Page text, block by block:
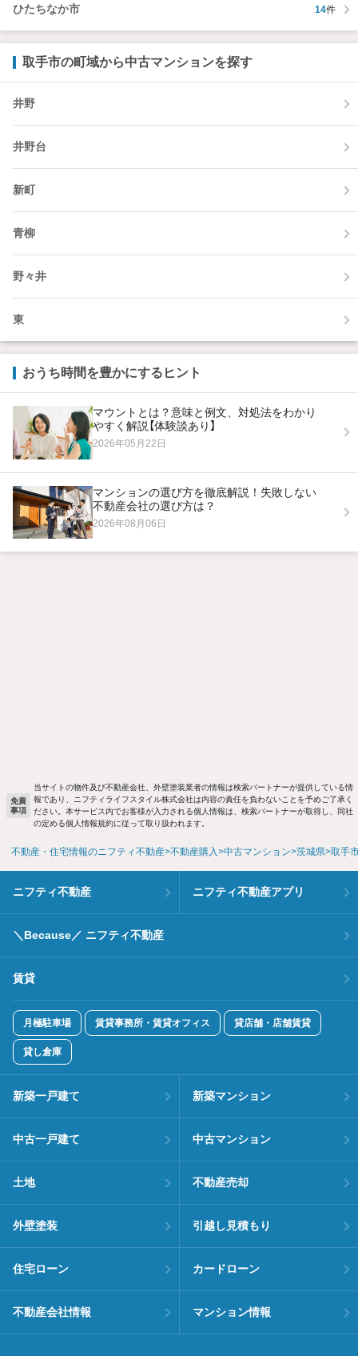
ひたちなか市 14件
取手市の町域から中古マンションを探す
井野
井野台
新町
青柳
野々井
東
おうち時間を豊かにするヒント
マウントとは？意味と例文、対処法をわかり
やすく解説【体験談あり】
2026年05月22日
マンションの選び方を徹底解説！失敗しない
不動産会社の選び方は？
2026年08月06日
免責
事項
当サイトの物件及び不動産会社、外壁塗装業者の情報は検索パートナーが提供している情
報であり、ニフティライフスタイル株式会社は内容の責任を負わないことを予めご了承く
ださい。本サービス内でお客様が入力される個人情報は、検索パートナーが取得し、同社
の定める個人情報規約に従って取り扱われます。
不動産・住宅情報のニフティ不動産 不動産購入 中古マンション 茨城県 取手
ニフティ不動産 ニフティ不動産アプリ
＼Because／ ニフティ不動産
賃貸
月極駐車場 賃貸事務所・賃貸オフィス 貸店舗・店舗賃貸
貸し倉庫
新築一戸建て 新築マンション
中古一戸建て 中古マンション
土地 不動産売却
外壁塗装 引越し見積もり
住宅ローン カードローン
不動産会社情報 マンション情報